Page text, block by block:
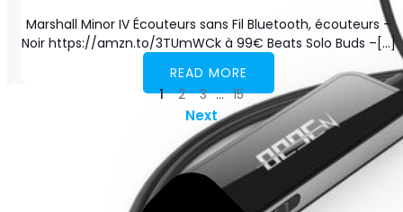
Marshall Minor IV Écouteurs sans Fil Bluetooth, écouteurs –
Noir https://amzn.to/3TUmWCk à 99€ Beats Solo Buds –[…]
READ MORE
1
2 3 … 15
Next